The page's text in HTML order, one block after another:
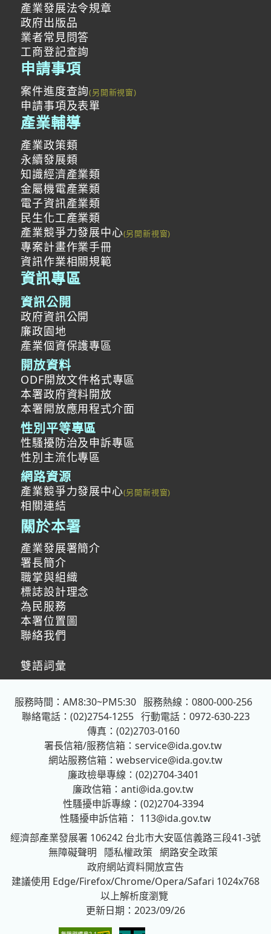
產業發展法令規章
政府出版品
業者常見問答
工商登記查詢
申請事項
案件進度查詢
申請事項及表單
產業輔導
產業政策類
永續發展類
知識經濟產業類
金屬機電產業類
電子資訊產業類
民生化工產業類
產業競爭力發展中心
專案計畫作業手冊
資訊作業相關規範
資訊專區
資訊公開
政府資訊公開
廉政園地
產業個資保護專區
開放資料
ODF開放文件格式專區
本署政府資料開放
本署開放應用程式介面
性別平等專區
性騷擾防治及申訴專區
性別主流化專區
網路資源
產業競爭力發展中心
相關連結
關於本署
產業發展署簡介
署長簡介
職掌與組織
標誌設計理念
為民服務
本署位置圖
聯絡我們
雙語詞彙
服務時間：AM8:30~PM5:30 服務熱線：0800-000-256
聯絡電話：(02)2754-1255 行動電話：0972-630-223
傳真：(02)2703-0160
署長信箱/服務信箱： service@ida.gov.tw
網站服務信箱： webservice@ida.gov.tw
廉政檢舉專線：(02)2704-3401
廉政信箱： anti@ida.gov.tw
性騷擾申訴專線：(02)2704-3394
性騷擾申訴信箱： 113@ida.gov.tw
經濟部產業發展署 106242 台北市大安區信義路三段41-3號
無障礙聲明
隱私權政策 網路安全政策
政府網站資料開放宣告
建議使用 Edge/Firefox/Chrome/Opera/Safari 1024x768
以上解析度瀏覽
更新日期：2023/09/26